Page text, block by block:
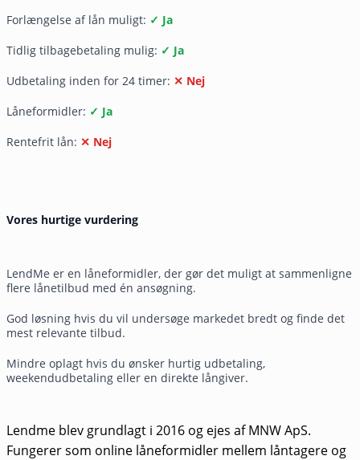
Forlængelse af lån muligt: ✓ Ja
Tidlig tilbagebetaling mulig: ✓ Ja
Udbetaling inden for 24 timer: ✕ Nej
Låneformidler: ✓ Ja
Rentefrit lån: ✕ Nej
Vores hurtige vurdering
LendMe er en låneformidler, der gør det muligt at sammenligne
flere lånetilbud med én ansøgning.
God løsning hvis du vil undersøge markedet bredt og finde det
mest relevante tilbud.
Mindre oplagt hvis du ønsker hurtig udbetaling,
weekendudbetaling eller en direkte långiver.
Lendme blev grundlagt i 2016 og ejes af MNW ApS.
Fungerer som online låneformidler mellem låntagere og